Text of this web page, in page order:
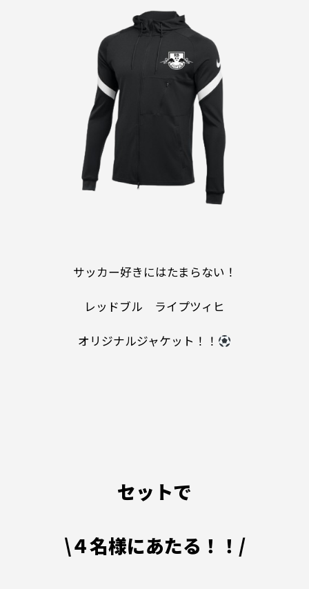
サッカー好きにはたまらない！
レッドブル ライプツィヒ
オリジナルジャケット！！
セットで
\４名様にあたる！！/